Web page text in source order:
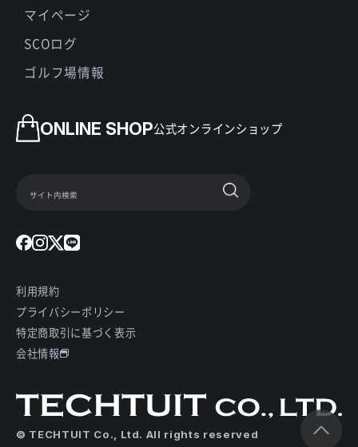
ONLINE SHOP公式オンラインショップ
利用規約
プライバシーポリシー
特定商取引に基づく表示
会社情報
© TECHTUIT Co., Ltd. All rights reserved
マイページ
SCOログ
ゴルフ場情報